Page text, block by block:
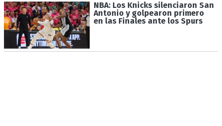
NBA: Los Knicks silenciaron San
Antonio y golpearon primero
en las Finales ante los Spurs